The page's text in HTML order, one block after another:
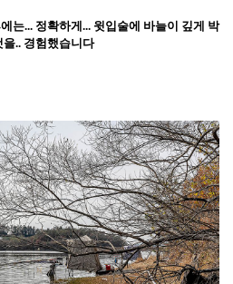
는... 정확하게... 윗입술에 바늘이 깊게 박
을.. 경험했습니다